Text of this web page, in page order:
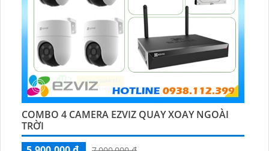
COMBO 4 CAMERA EZVIZ QUAY XOAY NGOÀI
TRỜI